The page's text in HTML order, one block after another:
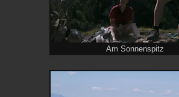
Am Sonnenspitz